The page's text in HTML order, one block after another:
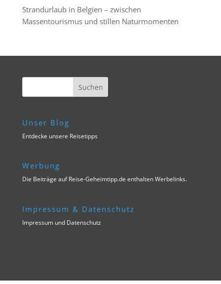
Strandurlaub in Belgien – zwischen
Massentourismus und stillen Naturmomenten
Unser Blog
Entdecke unsere Reisetipps
Werbung
Die Beiträge auf Reise-Geheimtipp.de enthalten Werbelinks.
Impressum & Datenschutz
Impressum und Datenschutz